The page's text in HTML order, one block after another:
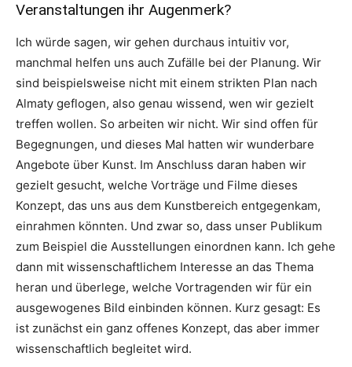
Veranstaltungen ihr Augenmerk?
Ich würde sagen, wir gehen durchaus intuitiv vor,
manchmal helfen uns auch Zufälle bei der Planung. Wir
sind beispielsweise nicht mit einem strikten Plan nach
Almaty geflogen, also genau wissend, wen wir gezielt
treffen wollen. So arbeiten wir nicht. Wir sind offen für
Begegnungen, und dieses Mal hatten wir wunderbare
Angebote über Kunst. Im Anschluss daran haben wir
gezielt gesucht, welche Vorträge und Filme dieses
Konzept, das uns aus dem Kunstbereich entgegenkam,
einrahmen könnten. Und zwar so, dass unser Publikum
zum Beispiel die Ausstellungen einordnen kann. Ich gehe
dann mit wissenschaftlichem Interesse an das Thema
heran und überlege, welche Vortragenden wir für ein
ausgewogenes Bild einbinden können. Kurz gesagt: Es
ist zunächst ein ganz offenes Konzept, das aber immer
wissenschaftlich begleitet wird.